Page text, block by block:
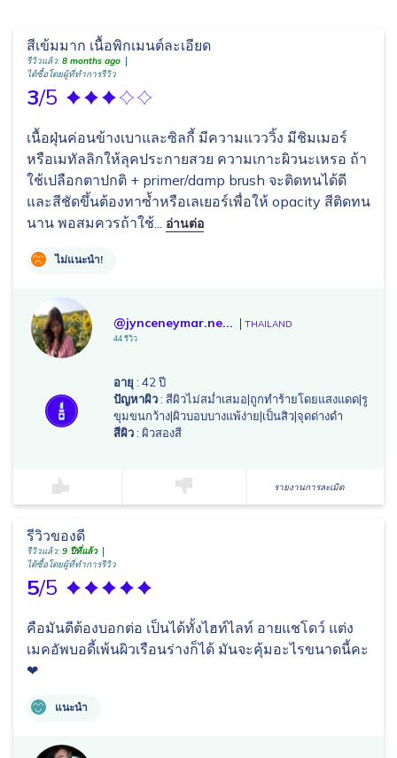
สีเข้มมาก เนื้อพิกเมนต์ละเอียด
รีวิวแล้ว: 8 months ago
ได้ซื้อโดยผู้ที่ทำการรีวิว
3/5
เนื้อฝุ่นค่อนข้างเบาและซิลกี้ มีความแวววิ้ง มีชิมเมอร์
หรือเมทัลลิกให้ลุคประกายสวย ความเกาะผิวนะเหรอ ถ้า
ใช้เปลือกตาปกติ + primer/damp brush จะติดทนได้ดี
และสีชัดขึ้นต้องทาซ้ำหรือเลเยอร์เพื่อให้ opacity สีติดทน
นาน พอสมควรถ้าใช้... อ่านต่อ
ไม่แนะนำ!
@jynceneymar.ne... THAILAND
44 รีวิว
อายุ : 42 ปี
ปัญหาผิว: สีผิวไม่สม่ำเสมอ|ถูกทำร้ายโดยแสงแดด|รู
ขุมขนกว้าง|ผิวบอบบางแพ้ง่าย|เป็นสิว|จุดด่างดำ
สีผิว: ผิวสองสี
รายงานการละเมิด
รีวิวของดี
รีวิวแล้ว: 9 ปีที่แล้ว
ได้ซื้อโดยผู้ที่ทำการรีวิว
5/5
คือมันดีต้องบอกต่อ เป็นได้ทั้งไฮท์ไลท์ อายแชโดว์ แต่ง
เมคอัพบอดี้เพ้นผิวเรือนร่างก็ได้ มันจะคุ้มอะไรขนาดนี้คะ
❤
แนะนำ